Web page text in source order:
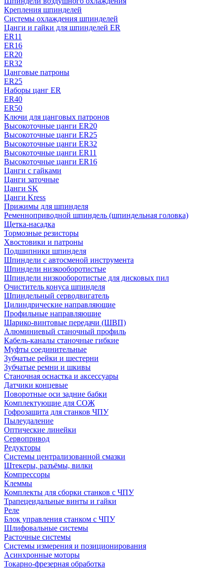
Крепления шпинделей
Системы охлаждения шпинделей
Цанги и гайки для шпинделей ER
ER11
ER16
ER20
ER32
Цанговые патроны
ER25
Наборы цанг ER
ER40
ER50
Ключи для цанговых патронов
Высокоточные цанги ER20
Высокоточные цанги ER25
Высокоточные цанги ER32
Высокоточные цанги ER11
Высокоточные цанги ER16
Цанги с гайками
Цанги заточные
Цанги SK
Цанги Kress
Прижимы для шпинделя
Ременноприводной шпиндель (шпиндельная головка)
Щетка-насадка
Тормозные резисторы
Хвостовики и патроны
Подшипники шпинделя
Шпиндели с автосменой инструмента
Шпиндели низкооборотистые
Шпиндели низкооборотистые для дисковых пил
Очиститель конуса шпинделя
Шпиндельный серводвигатель
Цилиндрические направляющие
Профильные направляющие
Шарико-винтовые передачи (ШВП)
Алюминиевый станочный профиль
Кабель-каналы станочные гибкие
Муфты соединительные
Зубчатые рейки и шестерни
Зубчатые ремни и шкивы
Станочная оснастка и аксессуары
Датчики концевые
Поворотные оси задние бабки
Комплектующие для СОЖ
Гофрозащита для станков ЧПУ
Пылеудаление
Оптические линейки
Сервопривод
Редукторы
Системы централизованной смазки
Штекеры, разъёмы, вилки
Компрессоры
Клеммы
Комплекты для сборки станков с ЧПУ
Трапецеидальные винты и гайки
Реле
Блок управления станком с ЧПУ
Шлифовальные системы
Расточные системы
Системы измерения и позиционирования
Асинхронные моторы
Токарно-фрезерная обработка